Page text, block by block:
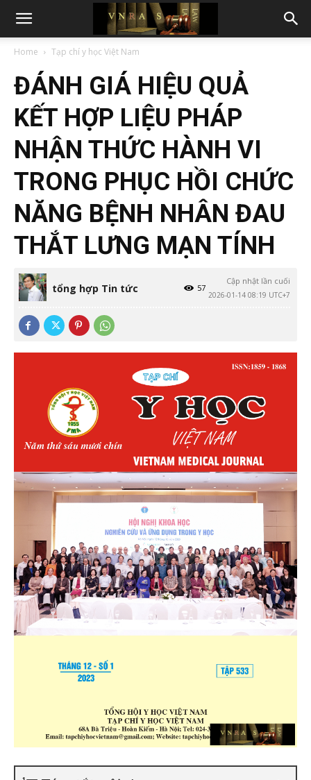
Home Tạp chí y học Việt Nam
ĐÁNH GIÁ HIỆU QUẢ
KẾT HỢP LIỆU PHÁP
NHẬN THỨC HÀNH VI
TRONG PHỤC HỒI CHỨC
NĂNG BỆNH NHÂN ĐAU
THẮT LƯNG MẠN TÍNH
tổng hợp Tin tức
Cập nhật lần cuối
2026-01-14 08:19 UTC+7
57